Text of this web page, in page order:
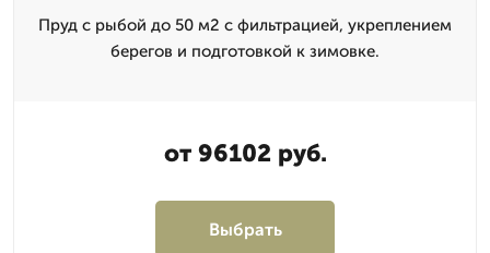
Пруд с рыбой до 50 м2 с фильтрацией, укреплением
берегов и подготовкой к зимовке.
от 96102 руб.
Выбрать